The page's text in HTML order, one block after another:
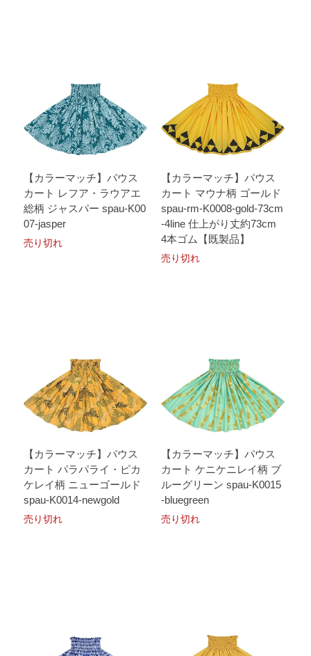
【カラーマッチ】パウス
カート レフア・ラウアエ
総柄 ジャスパー spau-K00
07-jasper
売り切れ
【カラーマッチ】パウス
カート マウナ柄 ゴールド
spau-rm-K0008-gold-73cm
-4line 仕上がり丈約73cm
4本ゴム【既製品】
売り切れ
【カラーマッチ】パウス
カート パラパライ・ピカ
ケレイ柄 ニューゴールド
spau-K0014-newgold
売り切れ
【カラーマッチ】パウス
カート ケニケニレイ柄 ブ
ルーグリーン spau-K0015
-bluegreen
売り切れ